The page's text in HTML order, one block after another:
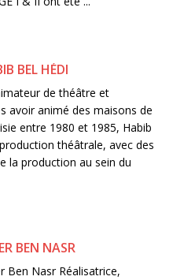
BEL HÉDI
de théâtre et
avoir animé des maisons de
entre 1980 et 1985, Habib
théâtrale, avec des
la production au sein du
BEN NASR
Ben Nasr Réalisatrice,